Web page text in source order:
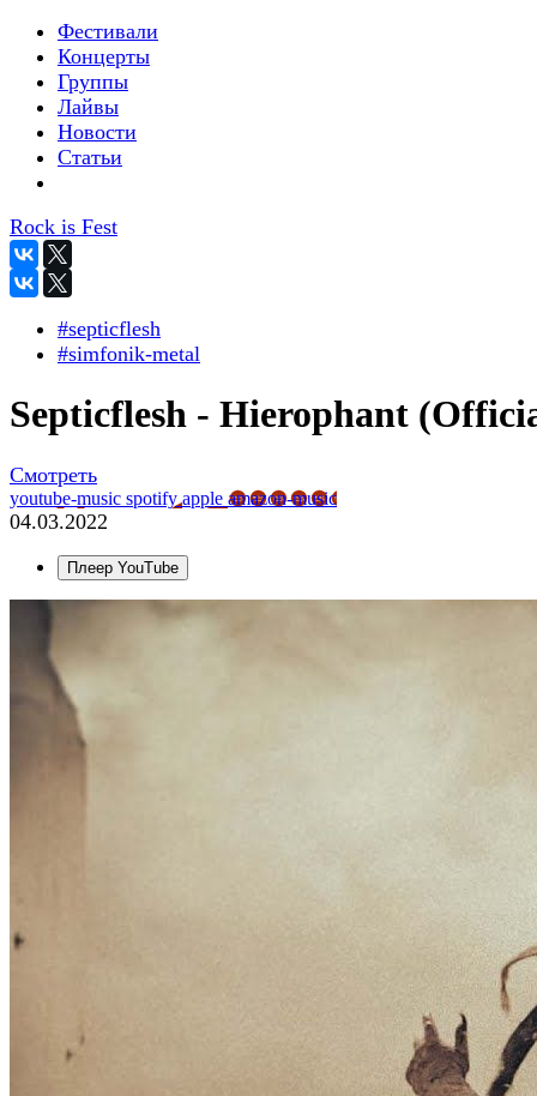
Фестивали
Концерты
Группы
Лайвы
Новости
Статьи
Rock is Fest
#septicflesh
#simfonik-metal
Septicflesh - Hierophant
Смотреть
youtube-music spotifyapple amazon-music
04.03.2022
Плеер YouTube